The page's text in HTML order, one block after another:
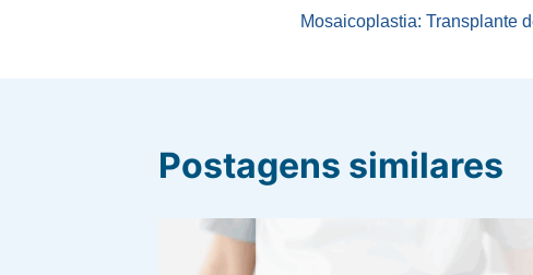
Mosaicoplastia: Transplante
Postagens similares